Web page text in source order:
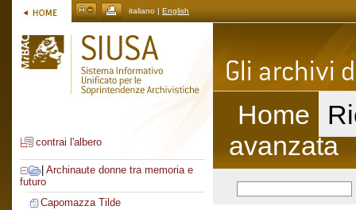
italiano | English
contrai l'albero
Archinaute donne tra memoria e
futuro
Capomazza Tilde
Home
avanzata